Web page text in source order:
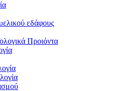
εδάφους
Προιόντα